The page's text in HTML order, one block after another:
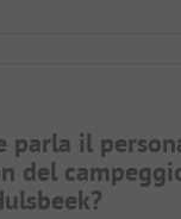
parla il
del